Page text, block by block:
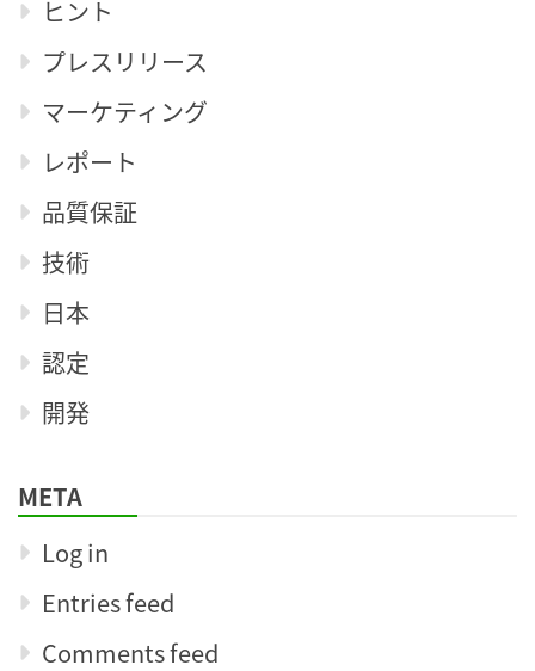
ヒント
プレスリリース
マーケティング
レポート
品質保証
技術
日本
認定
開発
META
Log in
Entries feed
Comments feed